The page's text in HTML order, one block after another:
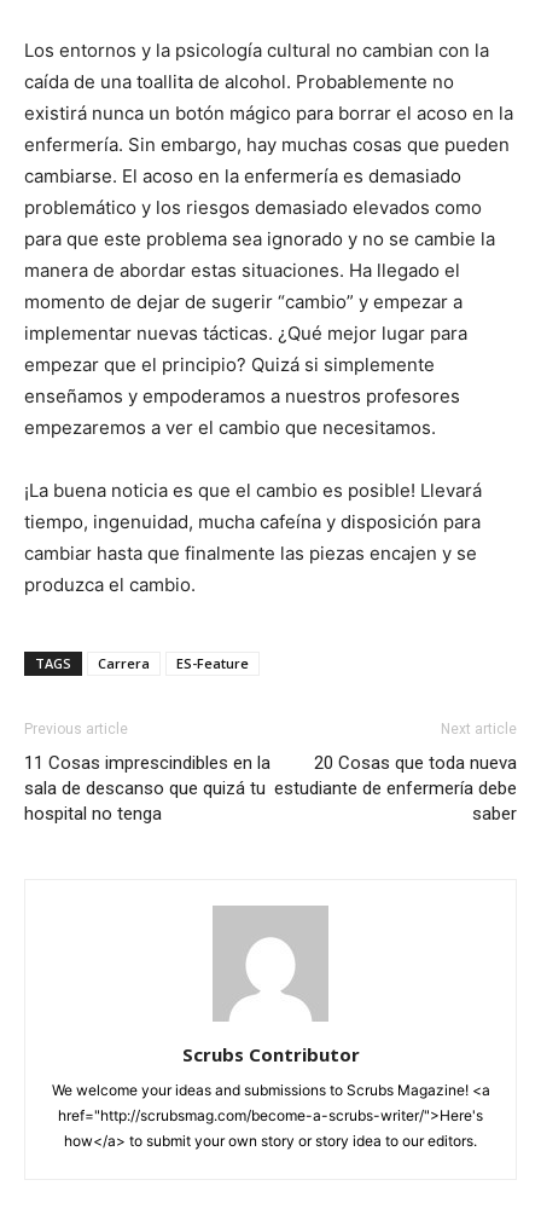
Los entornos y la psicología cultural no cambian con la
caída de una toallita de alcohol. Probablemente no
existirá nunca un botón mágico para borrar el acoso en la
enfermería. Sin embargo, hay muchas cosas que pueden
cambiarse. El acoso en la enfermería es demasiado
problemático y los riesgos demasiado elevados como
para que este problema sea ignorado y no se cambie la
manera de abordar estas situaciones. Ha llegado el
momento de dejar de sugerir “cambio” y empezar a
implementar nuevas tácticas. ¿Qué mejor lugar para
empezar que el principio? Quizá si simplemente
enseñamos y empoderamos a nuestros profesores
empezaremos a ver el cambio que necesitamos.
¡La buena noticia es que el cambio es posible! Llevará
tiempo, ingenuidad, mucha cafeína y disposición para
cambiar hasta que finalmente las piezas encajen y se
produzca el cambio.
TAGS Carrera ES-Feature
Previous article
11 Cosas imprescindibles en la
sala de descanso que quizá tu
hospital no tenga
Next article
20 Cosas que toda nueva
estudiante de enfermería debe
saber
Scrubs Contributor
We welcome your ideas and submissions to Scrubs Magazine! <a
href="http://scrubsmag.com/become-a-scrubs-writer/">Here's
how</a> to submit your own story or story idea to our editors.